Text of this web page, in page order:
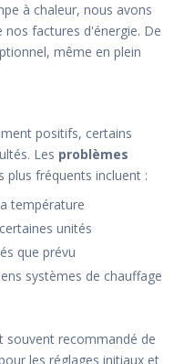
à chaleur, nous avons
nos factures d'énergie. De
même en plein
positifs, certains
Les problèmes
plus fréquents incluent :
température
unités
que prévu
systèmes de chauffage
souvent recommandé de
les réglages initiaux et